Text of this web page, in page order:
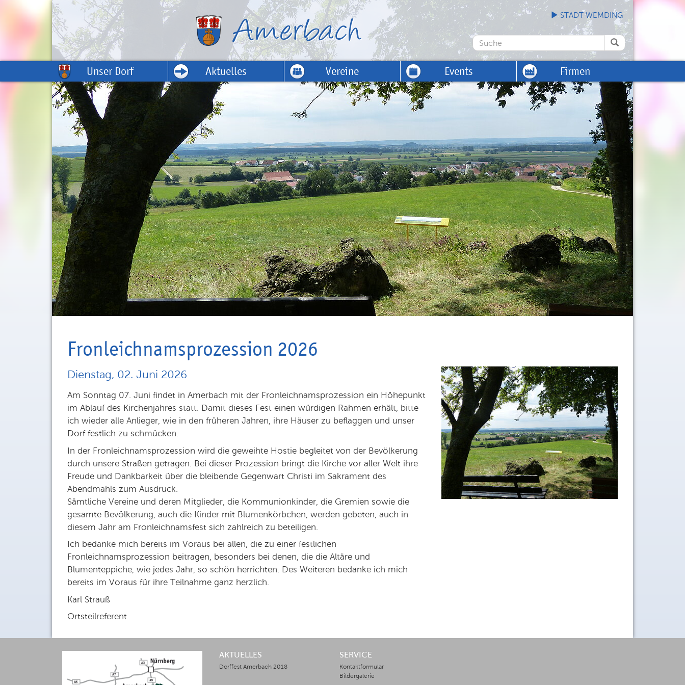
STADT WEMDING
Unser Dorf Aktuelles Vereine Events Firmen
Fronleichnamsprozession 2026
Dienstag, 02. Juni 2026
Am Sonntag 07. Juni findet in Amerbach mit der Fronleichnamsprozession ein Höhepunkt
im Ablauf des Kirchenjahres statt. Damit dieses Fest einen würdigen Rahmen erhält, bitte
ich wieder alle Anlieger, wie in den früheren Jahren, ihre Häuser zu beflaggen und unser
Dorf festlich zu schmücken.
In der Fronleichnamsprozession wird die geweihte Hostie begleitet von der Bevölkerung
durch unsere Straßen getragen. Bei dieser Prozession bringt die Kirche vor aller Welt ihre
Freude und Dankbarkeit über die bleibende Gegenwart Christi im Sakrament des
Abendmahls zum Ausdruck.
Sämtliche Vereine und deren Mitglieder, die Kommunionkinder, die Gremien sowie die
gesamte Bevölkerung, auch die Kinder mit Blumenkörbchen, werden gebeten, auch in
diesem Jahr am Fronleichnamsfest sich zahlreich zu beteiligen.
Ich bedanke mich bereits im Voraus bei allen, die zu einer festlichen
Fronleichnamsprozession beitragen, besonders bei denen, die die Altäre und
Blumenteppiche, wie jedes Jahr, so schön herrichten. Des Weiteren bedanke ich mich
bereits im Voraus für ihre Teilnahme ganz herzlich.
Karl Strauß
Ortsteilreferent
AKTUELLES
Dorffest Amerbach 2018
SERVICE
Kontaktformular
Bildergalerie